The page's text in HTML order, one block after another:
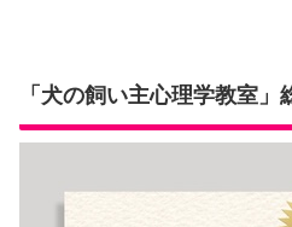
「犬の飼い主心理学教室」